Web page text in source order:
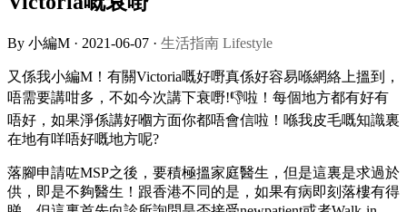
By 小編M · 2021-06-07 · 生活指南 Lifestyle
又係我小編M！有關Victoria嘅好嘢真係好容易喺網絡上搵到，
唔需要講咁多，不如今次講下衰嘢!👎啦！每個地方都有好有
唔好，如果淨係講好嗰方面你都唔會信啦！喺我皮毛嘅知識裏
在地有咩唔好嘅地方呢?
落腳申請咗MSP之後，要積極搵家庭醫生，但是這裏是求過於
供，即是不夠醫生！跟香港不同的是，如果有病即刻落樓有得